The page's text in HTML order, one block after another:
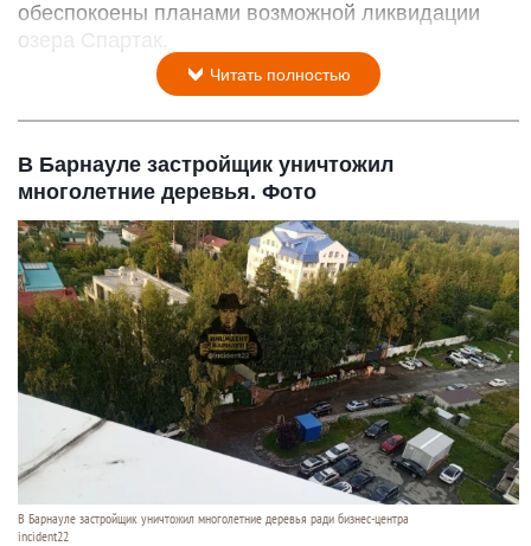
обеспокоены планами возможной ликвидации
озера Спартак.
Читать полностью
В Барнауле застройщик уничтожил
многолетние деревья. Фото
В Барнауле застройщик уничтожил многолетние деревья ради бизнес-центра
incident22